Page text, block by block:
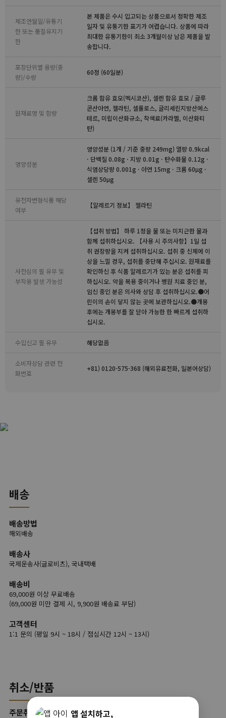
제조연월일/유통기
한 또는 품질유지기
한
본 제품은 수시 입고되는 상품으로서 정확한 제조
일자 및 유통기한 표기가 어렵습니다. 상품에 따라
최대한 유통기한이 최소 3개월이상 남은 제품을 발
송합니다.
포장단위별 용량(중
량)/수량
60정 (60일분)
원재료명 및 함량
크롬 함유 효모(멕시코산), 셀렌 함유 효모 / 글루
콘산아연, 젤라틴, 셀룰로스, 글리세린지방산에스
테르, 미립이산화규소, 착색료(카라멜, 이산화티
탄)
영양성분
영양성분 (1개 / 기준 중량 249mg) 열량 0.9kcal
· 단백질 0.08g · 지방 0.01g · 탄수화물 0.12g ·
식염상당량 0.001g · 아연 15mg · 크롬 60μg ·
셀렌 50μg
유전자변형식품 해당
여부
【알레르기 정보】 젤라틴
사전심의 필 유무 및
부작용 발생 가능성
【섭취 방법】 하루 1정을 물 또는 미지근한 물과
함께 섭취하십시오. 【사용 시 주의사항】1일 섭
취 권장량을 지켜 섭취하십시오. 섭취 중 신체에 이
상을 느낄 경우, 섭취를 중단해 주십시오. 원재료를
확인하신 후 식품 알레르기가 있는 분은 섭취를 피
하십시오. 약을 복용 중이거나 병원 치료 중인 분,
임신 중인 분은 의사와 상담 후 섭취하십시오.●어
린이의 손이 닿지 않는 곳에 보관하십시오.●개봉
후에는 개봉부를 잘 닫아 가능한 한 빠르게 섭취하
십시오.
수입신고 필 유무 해당없음
소비자상담 관련 전
화번호
+81) 0120-575-368 (해외유료전화, 일본어상담)
배송
배송방법
해외배송
배송사
국제운송사(글로비츠), 국내택배
배송비
69,000원 이상 무료배송
(69,000원 미만 결제 시, 9,900원 배송료 부담)
고객센터
1:1 문의 (평일 9시 ~ 18시 / 점심시간 12시 ~ 13시)
취소/반품
주문취소 앱 설치하고,